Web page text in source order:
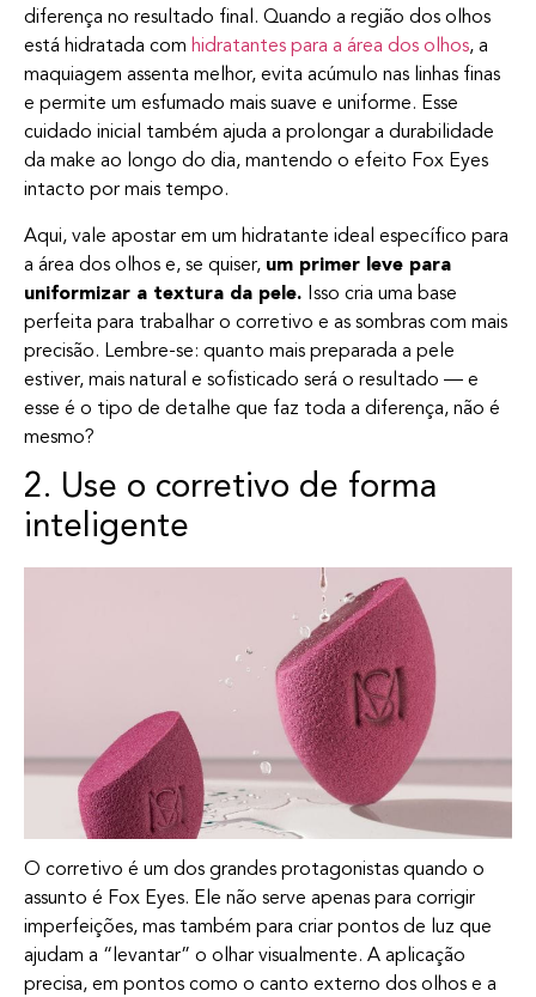
diferença no resultado final. Quando a região dos olhos
está hidratada com hidratantes para a área dos olhos, a
maquiagem assenta melhor, evita acúmulo nas linhas finas
e permite um esfumado mais suave e uniforme. Esse
cuidado inicial também ajuda a prolongar a durabilidade
da make ao longo do dia, mantendo o efeito Fox Eyes
intacto por mais tempo.
Aqui, vale apostar em um hidratante ideal específico para
a área dos olhos e, se quiser, um primer leve para
uniformizar a textura da pele.
Isso cria uma base
perfeita para trabalhar o corretivo e as sombras com mais
precisão. Lembre-se: quanto mais preparada a pele
estiver, mais natural e sofisticado será o resultado — e
esse é o tipo de detalhe que faz toda a diferença, não é
mesmo?
2. Use o corretivo de forma
inteligente
O corretivo é um dos grandes protagonistas quando o
assunto é Fox Eyes. Ele não serve apenas para corrigir
imperfeições, mas também para criar pontos de luz que
ajudam a “levantar” o olhar visualmente. A aplicação
precisa, em pontos como o canto externo dos olhos e a